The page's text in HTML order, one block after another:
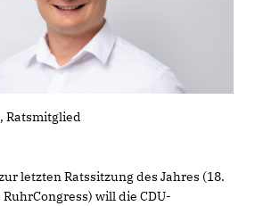
Ratsmitglied
letzten Ratssitzung des Jahres (18.
RuhrCongress) will die CDU-